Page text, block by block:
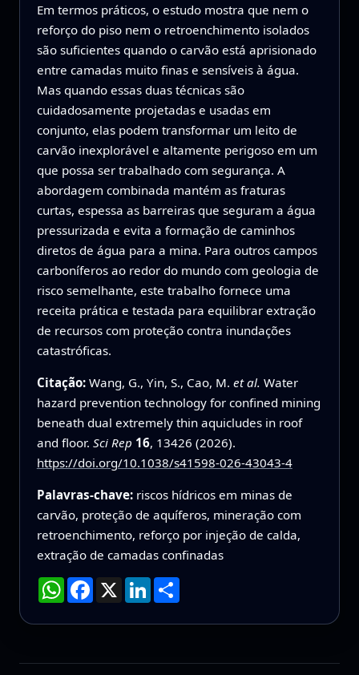
Em termos práticos, o estudo mostra que nem o
reforço do piso nem o retroenchimento isolados
são suficientes quando o carvão está aprisionado
entre camadas muito finas e sensíveis à água.
Mas quando essas duas técnicas são
cuidadosamente projetadas e usadas em
conjunto, elas podem transformar um leito de
carvão inexplorável e altamente perigoso em um
que possa ser trabalhado com segurança. A
abordagem combinada mantém as fraturas
curtas, espessa as barreiras que seguram a água
pressurizada e evita a formação de caminhos
diretos de água para a mina. Para outros campos
carboníferos ao redor do mundo com geologia de
risco semelhante, este trabalho fornece uma
receita prática e testada para equilibrar extração
de recursos com proteção contra inundações
catastróficas.
Citação: Wang, G., Yin, S., Cao, M. et al. Water
hazard prevention technology for confined mining
beneath dual extremely thin aquicludes in roof
and floor. Sci Rep 16, 13426 (2026).
https://doi.org/10.1038/s41598-026-43043-4
Palavras-chave: riscos hídricos em minas de
carvão, proteção de aquíferos, mineração com
retroenchimento, reforço por injeção de calda,
extração de camadas confinadas
WhatsApp
Facebook
X LinkedInCompartilhar